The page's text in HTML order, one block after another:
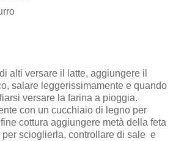
alti versare il latte, aggiungere il
salare leggerissimamente e quando
versare la farina a pioggia.
con un cucchiaio di legno per
cottura aggiungere metà della feta
scioglierla, controllare di sale e